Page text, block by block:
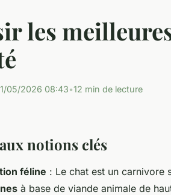
les
05/2026 08:43•12 min de lecture
notions clés
féline : Le chat est un carnivore
à base de viande animale de